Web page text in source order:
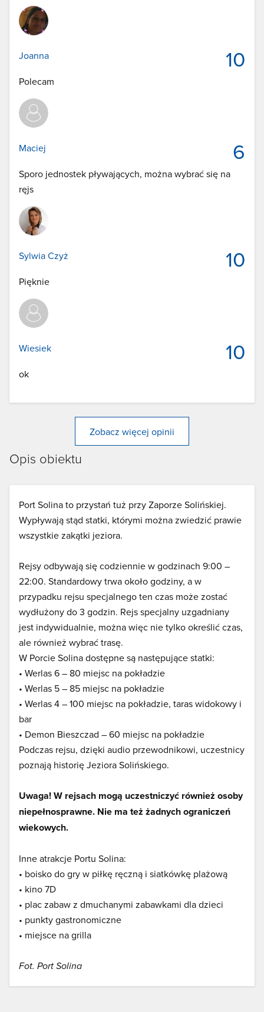
10
Joanna
Polecam
6
Maciej
Sporo jednostek pływających, można wybrać się na
ręjs
10
Sylwia Czyż
Pięknie
10
Wiesiek
ok
Zobacz więcej opinii
Opis obiektu
Port Solina to przystań tuż przy Zaporze Solińskiej.
Wypływają stąd statki, którymi można zwiedzić prawie
wszystkie zakątki jeziora.
Rejsy odbywają się codziennie w godzinach 9:00 –
22:00. Standardowy trwa około godziny, a w
przypadku rejsu specjalnego ten czas może zostać
wydłużony do 3 godzin. Rejs specjalny uzgadniany
jest indywidualnie, można więc nie tylko określić czas,
ale również wybrać trasę.
W Porcie Solina dostępne są następujące statki:
• Werlas 6 – 80 miejsc na pokładzie
• Werlas 5 – 85 miejsc na pokładzie
• Werlas 4 – 100 miejsc na pokładzie, taras widokowy i
bar
• Demon Bieszczad – 60 miejsc na pokładzie
Podczas rejsu, dzięki audio przewodnikowi, uczestnicy
poznają historię Jeziora Solińskiego.
Uwaga! W rejsach mogą uczestniczyć również osoby
niepełnosprawne. Nie ma też żadnych ograniczeń
wiekowych.
Inne atrakcje Portu Solina:
• boisko do gry w piłkę ręczną i siatkówkę plażową
• kino 7D
• plac zabaw z dmuchanymi zabawkami dla dzieci
• punkty gastronomiczne
• miejsce na grilla
Fot. Port Solina